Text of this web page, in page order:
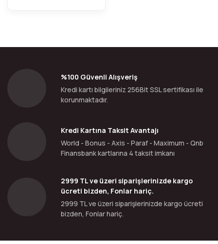
%100 Güvenli Alışveriş
Kredi kartı bilgileriniz 256Bit SSL sertifikası ile
korunmaktadır.
Kredi Kartına Taksit Avantajı
World - Bonus - Axis - Paraf - Maximum - Qnb
Finansbank kartlarına 4 taksit imkanı
2999 TL ve üzeri siparişlerinizde kargo
ücreti bizden, Fonlar hariç.
2999 TL ve üzeri siparişlerinizde kargo ücreti
bizden, Fonlar hariç.